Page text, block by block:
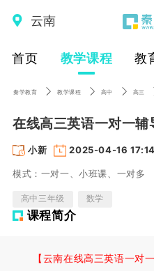
云南
首页 教学课程 教
秦学教育 教学课程 高中 高三
在线高三英语一对一辅
小新 2025-04-16
模式：一对一、小班课、一对多
高中三年级 数学
课程简介
【云南在线高三英语一对